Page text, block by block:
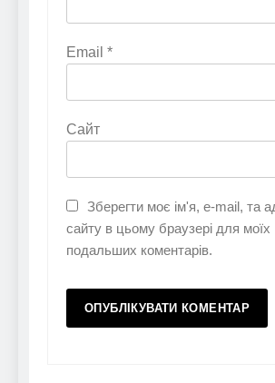
Email *
Сайт
Зберегти моє ім'я, e-mail, та
сайту в цьому браузері для моїх
подальших коментарів.